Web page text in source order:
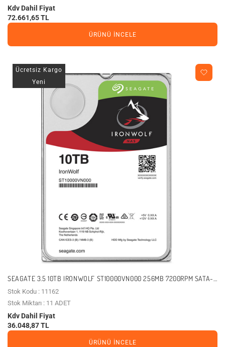
Kdv Dahil Fiyat
72.661,65 TL
ÜRÜNÜ İNCELE
Ücretsiz Kargo
Yeni
SEAGATE 3.5 10TB IRONWOLF ST10000VN000 256MB 7200RPM SATA-3
NAS DISKI
Stok Kodu : 11162
Stok Miktarı : 11 ADET
Kdv Dahil Fiyat
36.048,87 TL
ÜRÜNÜ İNCELE